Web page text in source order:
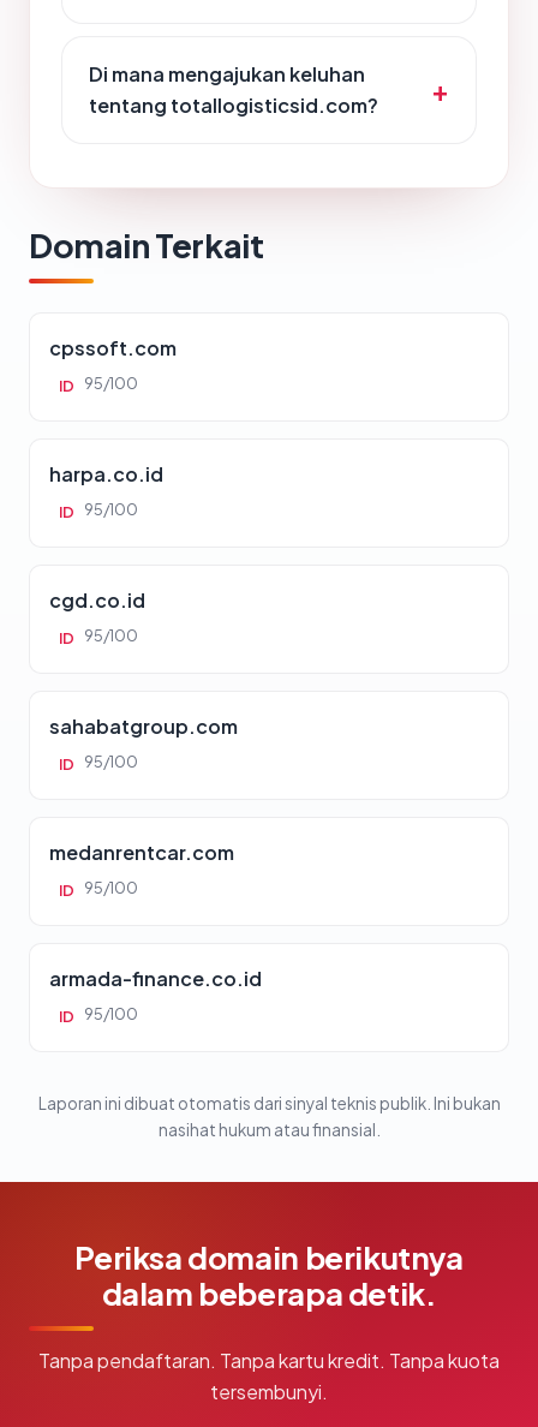
Di mana mengajukan keluhan
tentang totallogisticsid.com?
Domain Terkait
cpssoft.com
ID 95/100
harpa.co.id
ID 95/100
cgd.co.id
ID 95/100
sahabatgroup.com
ID 95/100
medanrentcar.com
ID 95/100
armada-finance.co.id
ID 95/100
Laporan ini dibuat otomatis dari sinyal teknis publik. Ini bukan
nasihat hukum atau finansial.
Periksa domain berikutnya
dalam beberapa detik.
Tanpa pendaftaran. Tanpa kartu kredit. Tanpa kuota
tersembunyi.